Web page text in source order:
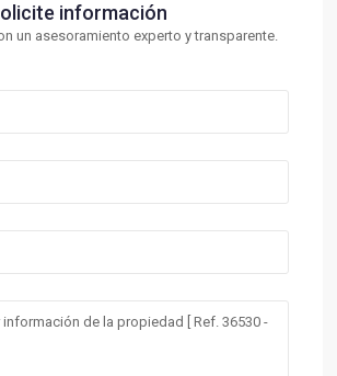
información
un asesoramiento experto y transparente.